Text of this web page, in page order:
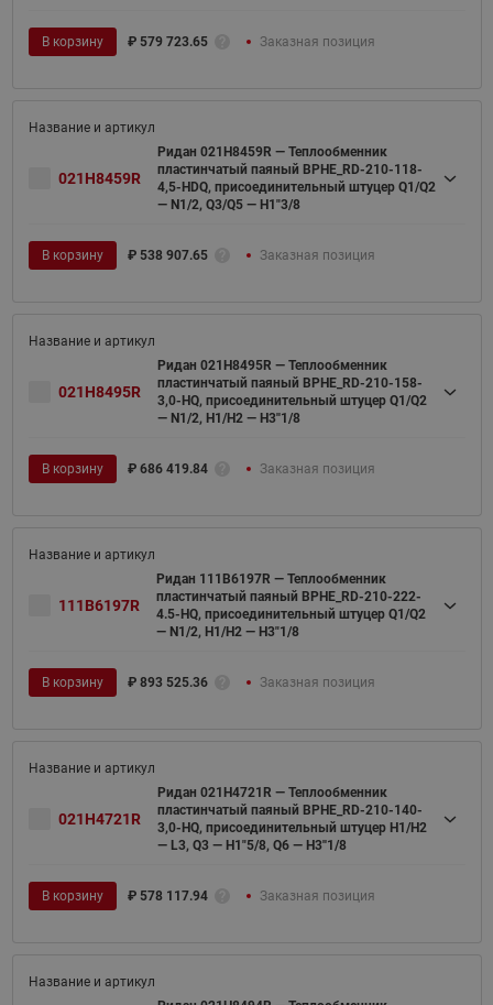
В корзину ₽ 579 723.65 Заказная позиция
021H8459R
Ридан 021H8459R — Теплообменник
пластинчатый паяный BPHE_RD-210-118-
4,5-HDQ, присоединительный штуцер Q1/Q2
— N1/2, Q3/Q5 — H1"3/8
В корзину ₽ 538 907.65 Заказная позиция
021H8495R
Ридан 021H8495R — Теплообменник
пластинчатый паяный BPHE_RD-210-158-
3,0-HQ, присоединительный штуцер Q1/Q2
— N1/2, H1/H2 — H3''1/8
В корзину ₽ 686 419.84 Заказная позиция
111B6197R
Ридан 111B6197R — Теплообменник
пластинчатый паяный BPHE_RD-210-222-
4.5-HQ, присоединительный штуцер Q1/Q2
— N1/2, H1/H2 — H3"1/8
В корзину ₽ 893 525.36 Заказная позиция
021H4721R
Ридан 021H4721R — Теплообменник
пластинчатый паяный BPHE_RD-210-140-
3,0-HQ, присоединительный штуцер H1/H2
— L3, Q3 — H1"5/8, Q6 — H3''1/8
В корзину ₽ 578 117.94 Заказная позиция